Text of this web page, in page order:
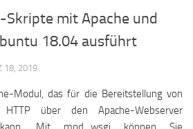
mit Apache und
18.04 ausführt
18, 2019
Modul, das für die Bereitstellung von
über den Apache-Webserver